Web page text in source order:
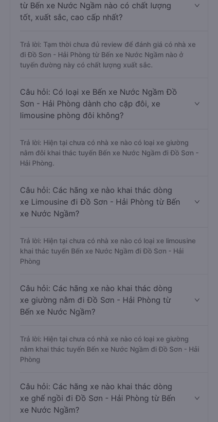
từ Bến xe Nước Ngầm nào có chất lượng
tốt, xuất sắc, cao cấp nhất?
Trả lời: Tạm thời chưa đủ review để đánh giá có nhà xe
đi Đồ Sơn - Hải Phòng từ Bến xe Nước Ngầm nào ở
tuyến đường này có chất lượng xuất sắc.
Câu hỏi: Có loại xe Bến xe Nước Ngầm Đồ
Sơn - Hải Phòng dành cho cặp đôi, xe
limousine phòng đôi không?
Trả lời: Hiện tại chưa có nhà xe nào có loại xe giường
nằm đôi khai thác tuyến Bến xe Nước Ngầm đi Đồ Sơn -
Hải Phòng.
Câu hỏi: Các hãng xe nào khai thác dòng
xe Limousine đi Đồ Sơn - Hải Phòng từ Bến
xe Nước Ngầm?
Trả lời: Hiện tại chưa có nhà xe nào có loại xe limousine
khai thác tuyến Bến xe Nước Ngầm đi Đồ Sơn - Hải
Phòng
Câu hỏi: Các hãng xe nào khai thác dòng
xe giường nằm đi Đồ Sơn - Hải Phòng từ
Bến xe Nước Ngầm?
Trả lời: Hiện tại chưa có nhà xe nào có loại xe giường
nằm khai thác tuyến Bến xe Nước Ngầm đi Đồ Sơn - Hải
Phòng
Câu hỏi: Các hãng xe nào khai thác dòng
xe ghế ngồi đi Đồ Sơn - Hải Phòng từ Bến
xe Nước Ngầm?